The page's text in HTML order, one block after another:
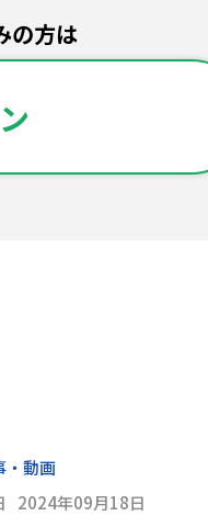
の方は
・動画
2024年09月18日